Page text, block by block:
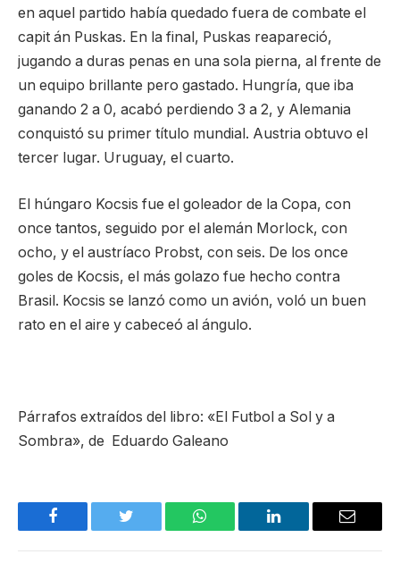
en aquel partido había quedado fuera de combate el
capit án Puskas. En la final, Puskas reapareció,
jugando a duras penas en una sola pierna, al frente de
un equipo brillante pero gastado. Hungría, que iba
ganando 2 a 0, acabó perdiendo 3 a 2, y Alemania
conquistó su primer título mundial. Austria obtuvo el
tercer lugar. Uruguay, el cuarto.
El húngaro Kocsis fue el goleador de la Copa, con
once tantos, seguido por el alemán Morlock, con
ocho, y el austríaco Probst, con seis. De los once
goles de Kocsis, el más golazo fue hecho contra
Brasil. Kocsis se lanzó como un avión, voló un buen
rato en el aire y cabeceó al ángulo.
Párrafos extraídos del libro: «El Futbol a Sol y a
Sombra», de Eduardo Galeano
Facebook Twitter WhatsApp LinkedIn Email